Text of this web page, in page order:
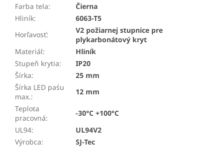
Farba tela:
Čierna
Hliník:
6063-T5
Horľavosť:
V2 požiarnej stupnice pre
plykarbonátový kryt
Materiál:
Hliník
Stupeň krytia:
IP20
Šírka:
25 mm
Šírka LED paśu
max.:
12 mm
Teplota
pracovná:
-30°C +100°C
UL94:
UL94V2
Výrobca:
SJ-Tec